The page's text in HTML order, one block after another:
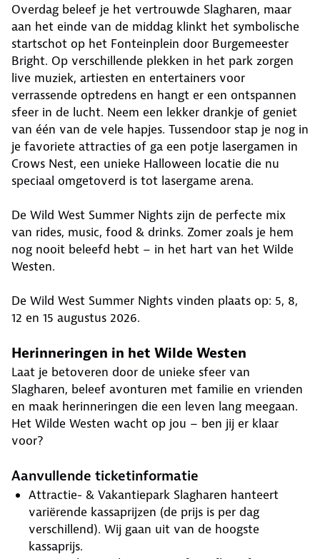
Overdag beleef je het vertrouwde Slagharen, maar
aan het einde van de middag klinkt het symbolische
startschot op het Fonteinplein door Burgemeester
Bright. Op verschillende plekken in het park zorgen
live muziek, artiesten en entertainers voor
verrassende optredens en hangt er een ontspannen
sfeer in de lucht. Neem een lekker drankje of geniet
van één van de vele hapjes. Tussendoor stap je nog in
je favoriete attracties of ga een potje lasergamen in
Crows Nest, een unieke Halloween locatie die nu
speciaal omgetoverd is tot lasergame arena.
De Wild West Summer Nights zijn de perfecte mix
van rides, music, food & drinks. Zomer zoals je hem
nog nooit beleefd hebt – in het hart van het Wilde
Westen.
De Wild West Summer Nights vinden plaats op: 5, 8,
12 en 15 augustus 2026.
Herinneringen in het Wilde Westen
Laat je betoveren door de unieke sfeer van
Slagharen, beleef avonturen met familie en vrienden
en maak herinneringen die een leven lang meegaan.
Het Wilde Westen wacht op jou – ben jij er klaar
voor?
Aanvullende ticketinformatie
Attractie- & Vakantiepark Slagharen hanteert
variërende kassaprijzen (de prijs is per dag
verschillend). Wij gaan uit van de hoogste
kassaprijs.